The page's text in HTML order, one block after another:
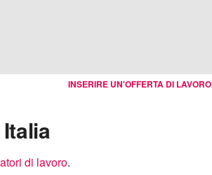
INSERIRE UN'OFFERTA DI LAVORO
di lavoro.